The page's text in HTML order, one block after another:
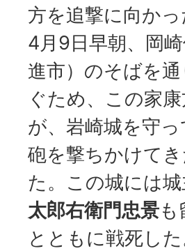
方を追撃に向かっ
4月9日早朝、岡
進市）のそばを
ぐため、この家
が、岩崎城を守
砲を撃ちかけて
た。この城には
太郎右衛門忠景
とともに戦死し